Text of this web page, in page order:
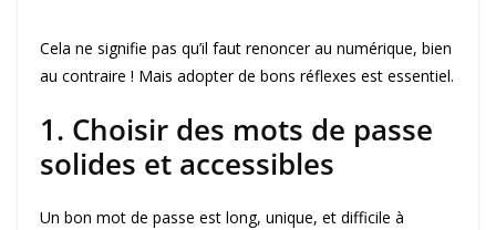
Cela ne signifie pas qu’il faut renoncer au numérique, bien
au contraire ! Mais adopter de bons réflexes est essentiel.
1. Choisir des mots de passe
solides et accessibles
Un bon mot de passe est long, unique, et difficile à